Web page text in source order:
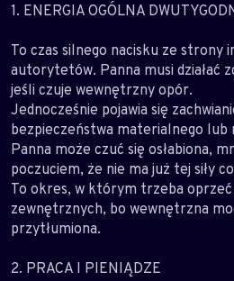
1. ENERGIA OGÓLNA
To czas silnego nacisku ze strony
autorytetów. Panna musi działać
jeśli czuje wewnętrzny opór.
Jednocześnie pojawia się
bezpieczeństwa materialnego lub
Panna może czuć się osłabiona,
poczuciem, że nie ma już tej siły
To okres, w którym trzeba
zewnętrznych, bo wewnętrzna
przytłumiona.
2. PRACA I PIENIĄDZE